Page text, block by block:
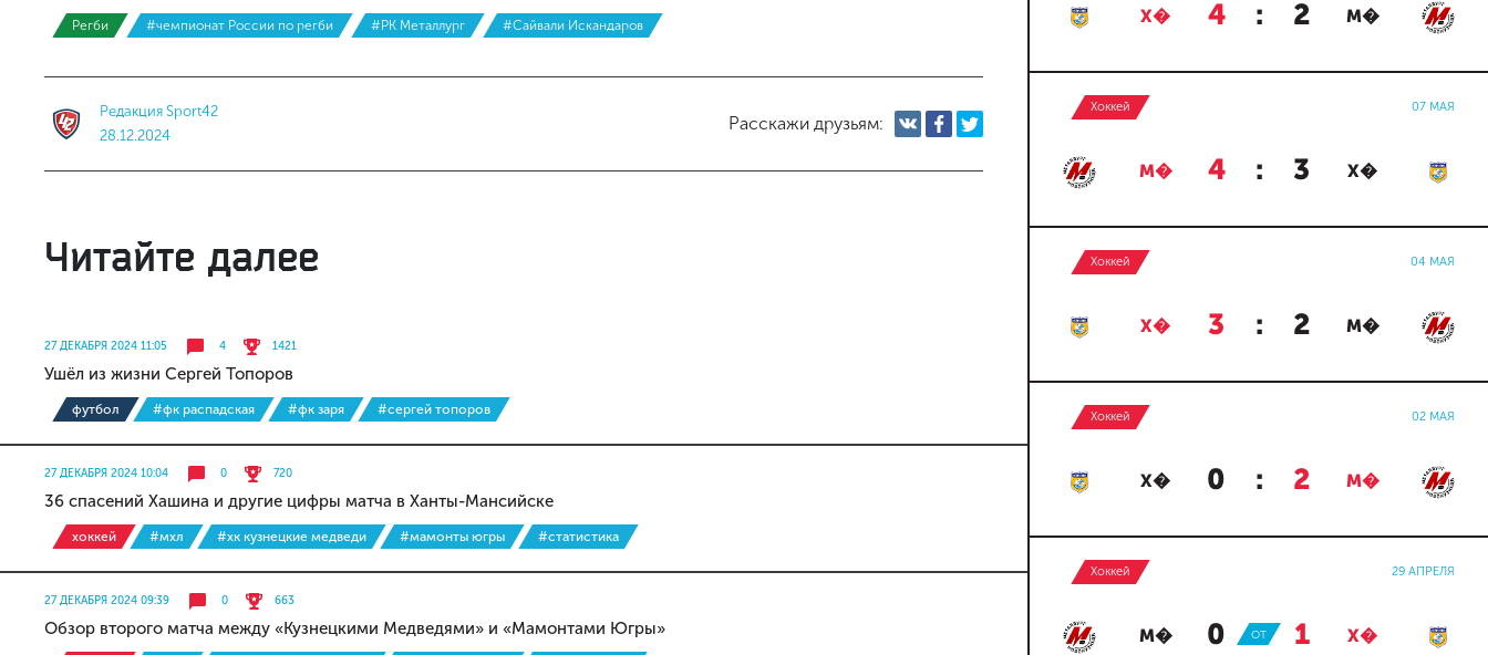
Регби #чемпионат России по регби #РК Металлург #Сайвали Искандаров
Редакция Sport42
28.12.2024
Расскажи друзьям:
Читайте далее
27 ДЕКАБРЯ 2024 11:05 4 1421
Ушёл из жизни Сергей Топоров
футбол #фк распадская #фк заря #сергей топоров
27 ДЕКАБРЯ 2024 10:04 0 720
36 спасений Хашина и другие цифры матча в Ханты-Мансийске
хоккей #мхл #хк кузнецкие медведи #мамонты югры #статистика
27 ДЕКАБРЯ 2024 09:39 0 663
Обзор второго матча между «Кузнецкими Медведями» и «Мамонтами Югры»
Х� 4 : 2 М�
Хоккей 07 МАЯ
М� 4 : 3 Х�
Хоккей 04 МАЯ
Х� 3 : 2 М�
Хоккей 02 МАЯ
Х� 0 : 2 М�
Хоккей 29 АПРЕЛЯ
М� 0 : 1 Х�
ОТ